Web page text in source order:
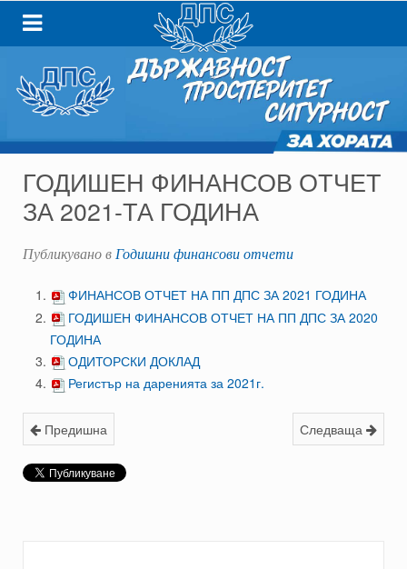
ГОДИШЕН ФИНАНСОВ ОТЧЕТ
ЗА 2021-ТА ГОДИНА
Публикувано в Годишни финансови отчети
ФИНАНСОВ ОТЧЕТ НА ПП ДПС ЗА 2021 ГОДИНА
ГОДИШЕН ФИНАНСОВ ОТЧЕТ НА ПП ДПС ЗА 2020
ГОДИНА
ОДИТОРСКИ ДОКЛАД
Регистър на даренията за 2021г.
Предишна Следваща